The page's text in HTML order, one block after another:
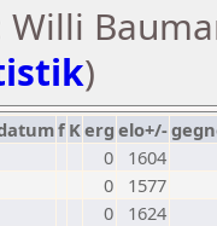
Willi
)
f Kerg elo+/-
0
1604
0
1577
0
1624